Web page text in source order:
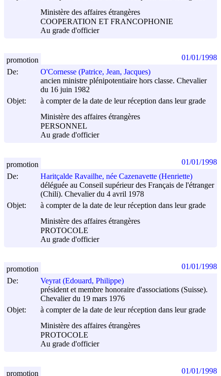
Ministère des affaires étrangères
COOPERATION ET FRANCOPHONIE
Au grade d'officier
De:
O'Cornesse (Patrice, Jean, Jacques)
ancien ministre plénipotentiaire hors classe. Chevalier
du 16 juin 1982
Objet:
à compter de la date de leur réception dans leur grade
Ministère des affaires étrangères
PERSONNEL
Au grade d'officier
promotion 01/01/1998
De:
Haritçalde Ravailhe, née Cazenavette (Henriette)
déléguée au Conseil supérieur des Français de l'étranger
(Chili). Chevalier du 4 avril 1978
Objet:
à compter de la date de leur réception dans leur grade
Ministère des affaires étrangères
PROTOCOLE
Au grade d'officier
promotion 01/01/1998
De:
Veyrat (Edouard, Philippe)
président et membre honoraire d'associations (Suisse).
Chevalier du 19 mars 1976
Objet:
à compter de la date de leur réception dans leur grade
Ministère des affaires étrangères
PROTOCOLE
Au grade d'officier
promotion 01/01/1998
promotion 01/01/1998